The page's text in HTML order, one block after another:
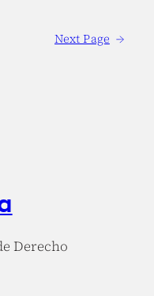
Next Page →
Derecho